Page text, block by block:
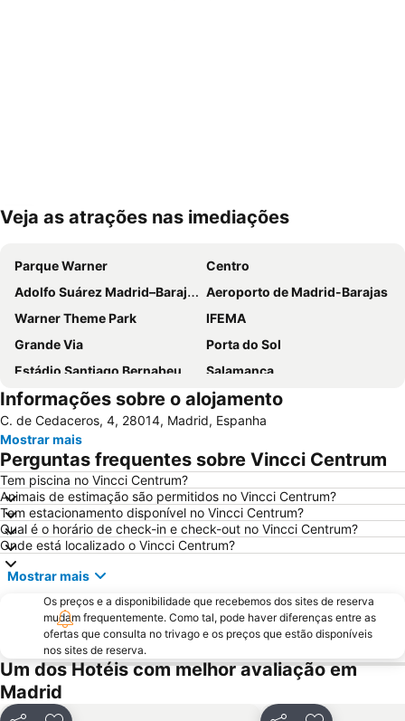
Ampliar mapa
Veja as atrações nas imediações
Parque Warner
Centro
Adolfo Suárez Madrid–Barajas Airport
Aeroporto de Madrid-Barajas
Warner Theme Park
IFEMA
Grande Via
Porta do Sol
Estádio Santiago Bernabeu
Salamanca
Atocha
Estación Sur
Estadio Metropolitano Metro Station
Barajas
Metropolitano Metro Station
Chamartín
Estação de Atocha
Praça Central /maior
De Chueca
Madrid
Madrid Arena
Parque de Atracciones de Madrid
Parque Retiro
Palacio de Vistalegre
Caja Mágica
Chamberí
Villaverde
Casino Gran Vía
Calle Serrano
Praça da Espanha
San Blas
Praça de touros das Ventas
Atocha Metro Station
Informações sobre o alojamento
C. de Cedaceros, 4, 28014, Madrid, Espanha
Mostrar mais
Perguntas frequentes sobre Vincci Centrum
Tem piscina no Vincci Centrum?
Animais de estimação são permitidos no Vincci Centrum?
Tem estacionamento disponível no Vincci Centrum?
Qual é o horário de check-in e check-out no Vincci Centrum?
Onde está localizado o Vincci Centrum?
Mostrar mais
Os preços e a disponibilidade que recebemos dos sites de reserva
mudam frequentemente. Como tal, pode haver diferenças entre as
ofertas que consulta no trivago e os preços que estão disponíveis
nos sites de reserva.
Um dos Hotéis com melhor avaliação em
Madrid